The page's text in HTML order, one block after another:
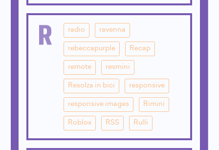
R radio ravenna
rebeccapurple Recap
remote resmini
Resolza in bici responsive
responsive images Rimini
Roblox RSS Rulli